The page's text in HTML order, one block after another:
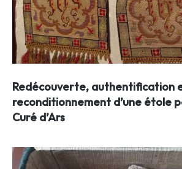
Redécouverte, authentification
reconditionnement d’une étole
Curé d’Ars